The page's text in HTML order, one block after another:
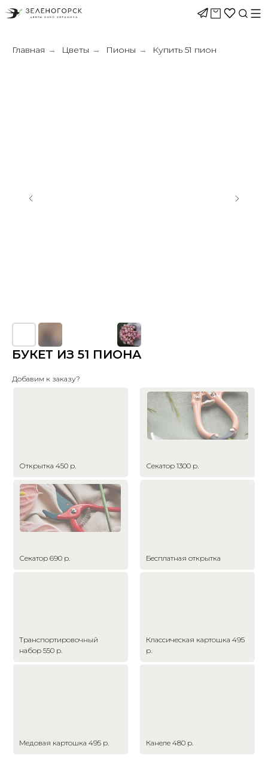
Главная → Цветы → Пионы → Купить 51 пион
БУКЕТ ИЗ 51 ПИОНА
Добавим к заказу?
Открытка 450 р. Секатор 1300 р.
Секатор 690 р. Бесплатная открытка
Транспортировочный
набор 550 р.
Классическая картошка 495
р.
Медовая картошка 495 р. Канеле 480 р.